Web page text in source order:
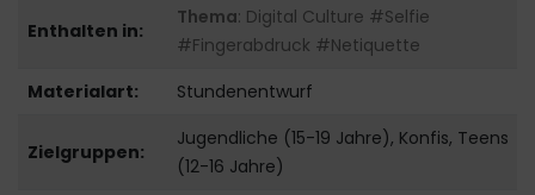
Enthalten in:
Thema: Digital Culture #Selfie
#Fingerabdruck #Netiquette
Materialart:
Stundenentwurf
Zielgruppen:
Jugendliche (15-19 Jahre), Konfis, Teens
(12-16 Jahre)